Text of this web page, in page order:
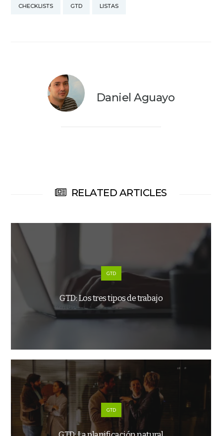
Después, todo eso lo
CHECKLISTS GTD LISTAS
Daniel Aguayo
RELATED ARTICLES
GTD
GTD: Los tres tipos de trabajo
GTD